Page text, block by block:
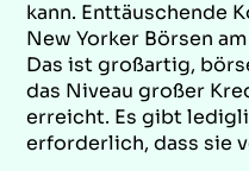
kann. Enttäuschende
New Yorker Börsen
Das ist großartig,
das Niveau großer
erreicht. Es gibt
erforderlich, dass sie